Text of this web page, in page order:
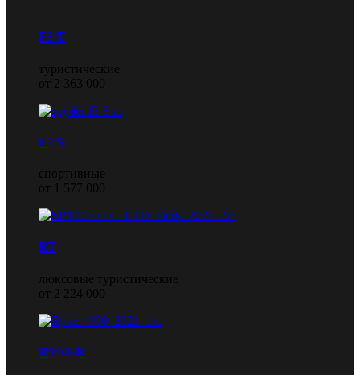
F3 T
туристические
от 2 363 000
F3 S
спортивные
от 1 577 000
RT
люксовые туристические
от 2 224 000
RYKER